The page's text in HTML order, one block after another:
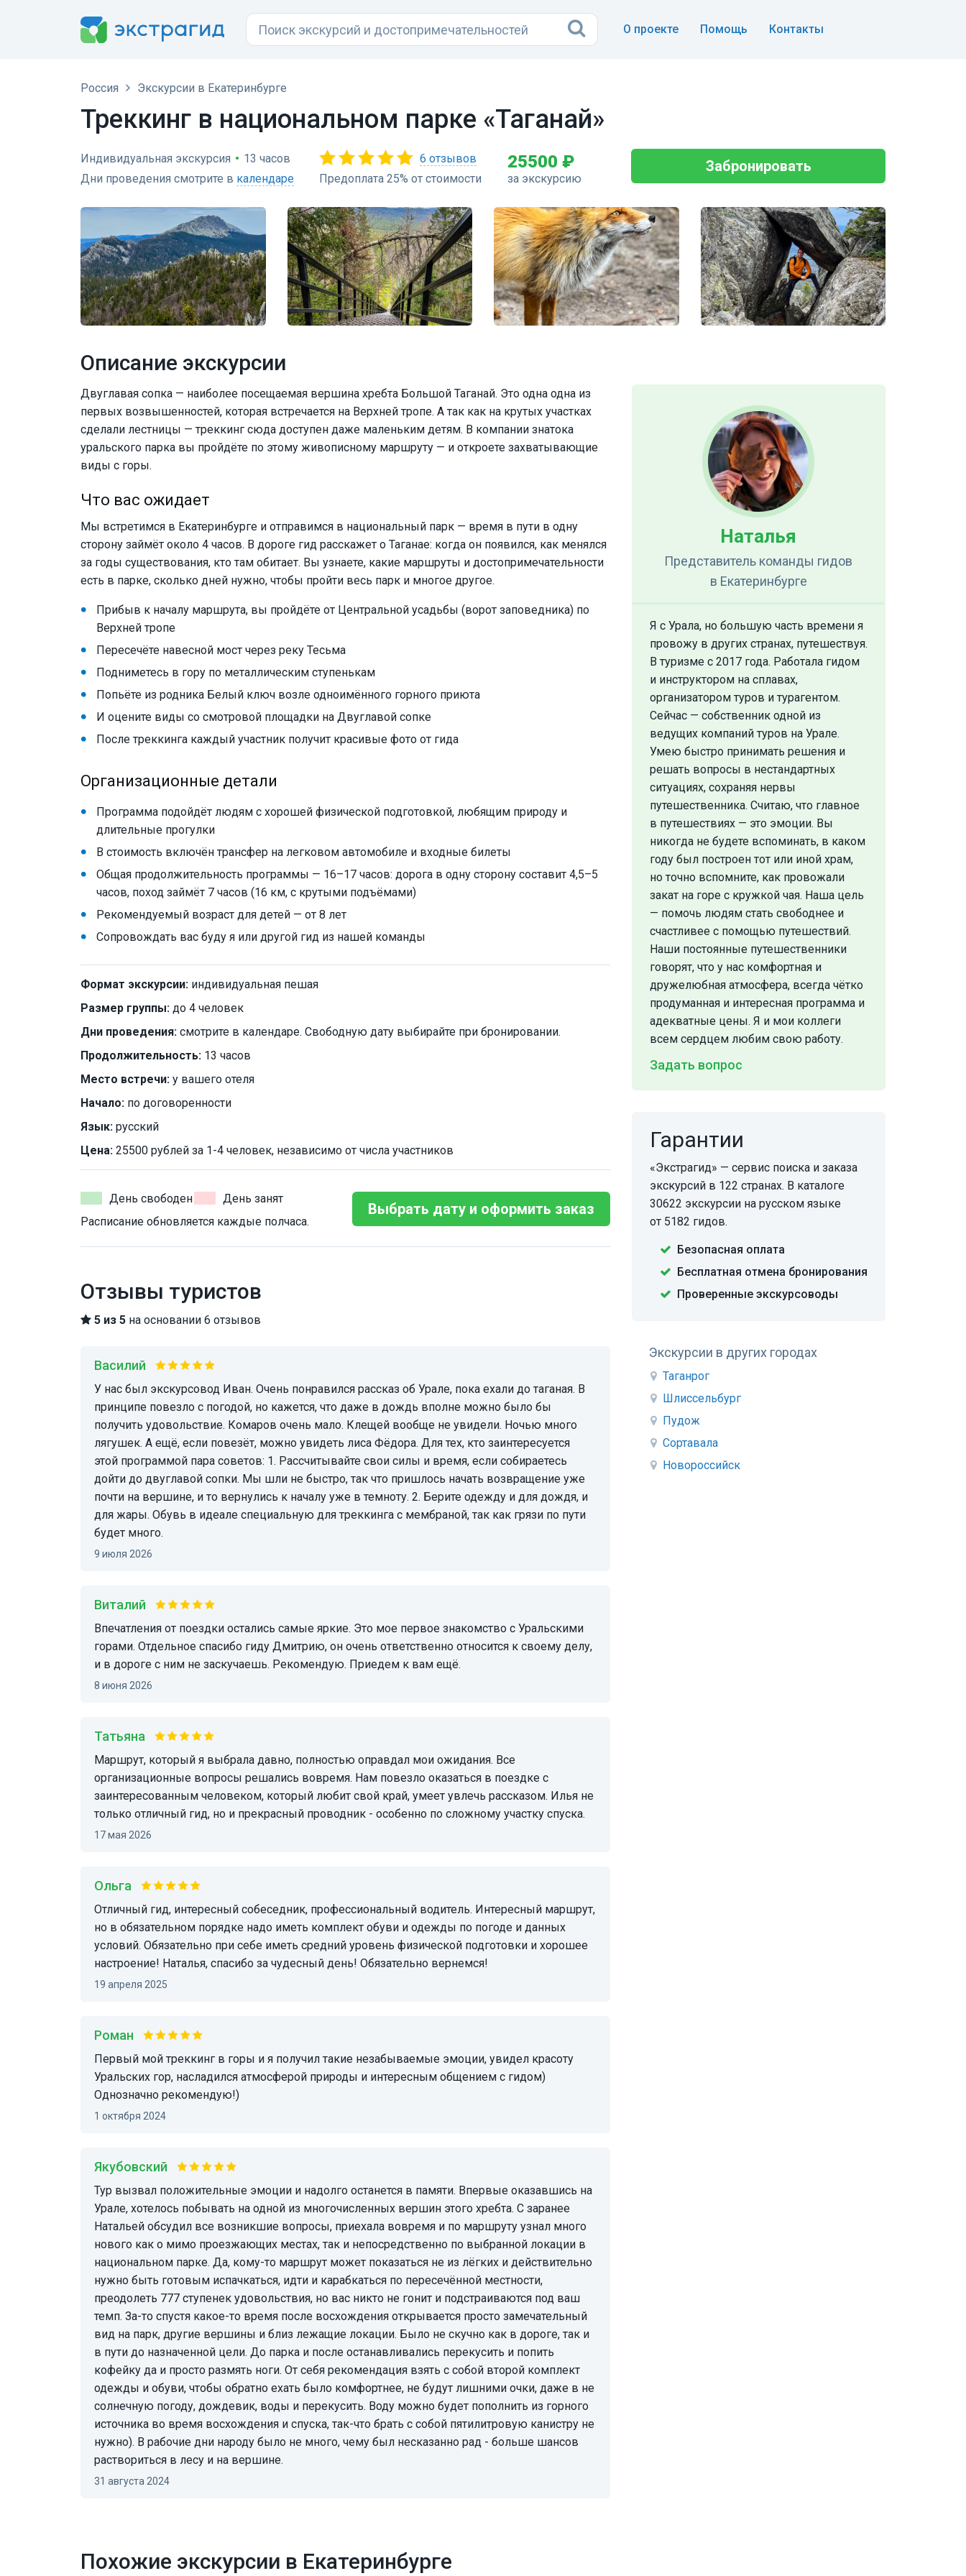
О проекте Помощь Контакты
Россия Экскурсии в Екатеринбурге
Треккинг в национальном парке «Таганай»
Индивидуальная экскурсия • 13 часов
Дни проведения смотрите в календаре
6 отзывов
Предоплата 25% от стоимости
25500 ₽
за экскурсию
Забронировать
Описание экскурсии
Двуглавая сопка — наиболее посещаемая вершина хребта Большой Таганай. Это одна одна из
первых возвышенностей, которая встречается на Верхней тропе. А так как на крутых участках
сделали лестницы — треккинг сюда доступен даже маленьким детям. В компании знатока
уральского парка вы пройдёте по этому живописному маршруту — и откроете захватывающие
виды с горы.
Что вас ожидает
Мы встретимся в Екатеринбурге и отправимся в национальный парк — время в пути в одну
сторону займёт около 4 часов. В дороге гид расскажет о Таганае: когда он появился, как менялся
за годы существования, кто там обитает. Вы узнаете, какие маршруты и достопримечательности
есть в парке, сколько дней нужно, чтобы пройти весь парк и многое другое.
Прибыв к началу маршрута, вы пройдёте от Центральной усадьбы (ворот заповедника) по
Верхней тропе
Пересечёте навесной мост через реку Тесьма
Подниметесь в гору по металлическим ступенькам
Попьёте из родника Белый ключ возле одноимённого горного приюта
И оцените виды со смотровой площадки на Двуглавой сопке
После треккинга каждый участник получит красивые фото от гида
Организационные детали
Программа подойдёт людям с хорошей физической подготовкой, любящим природу и
длительные прогулки
В стоимость включён трансфер на легковом автомобиле и входные билеты
Общая продолжительность программы — 16–17 часов: дорога в одну сторону составит 4,5–5
часов, поход займёт 7 часов (16 км, с крутыми подъёмами)
Рекомендуемый возраст для детей — от 8 лет
Сопровождать вас буду я или другой гид из нашей команды
Формат экскурсии: индивидуальная пешая
Размер группы: до 4 человек
Дни проведения: смотрите в календаре. Свободную дату выбирайте при бронировании.
Продолжительность: 13 часов
Место встречи: у вашего отеля
Начало: по договоренности
Язык: русский
Цена: 25500 рублей за 1-4 человек, независимо от числа участников
День свободен
День занят
Расписание обновляется каждые полчаса.
Выбрать дату и оформить заказ
Отзывы туристов
5 из 5 на основании 6 отзывов
Василий
У нас был экскурсовод Иван. Очень понравился рассказ об Урале, пока ехали до таганая. В
принципе повезло с погодой, но кажется, что даже в дождь вполне можно было бы
получить удовольствие. Комаров очень мало. Клещей вообще не увидели. Ночью много
лягушек. А ещё, если повезёт, можно увидеть лиса Фёдора. Для тех, кто заинтересуется
этой программой пара советов: 1. Рассчитывайте свои силы и время, если собираетесь
дойти до двуглавой сопки. Мы шли не быстро, так что пришлось начать возвращение уже
почти на вершине, и то вернулись к началу уже в темноту. 2. Берите одежду и для дождя, и
для жары. Обувь в идеале специальную для треккинга с мембраной, так как грязи по пути
будет много.
9 июля 2026
Виталий
Впечатления от поездки остались самые яркие. Это мое первое знакомство с Уральскими
горами. Отдельное спасибо гиду Дмитрию, он очень ответственно относится к своему делу,
и в дороге с ним не заскучаешь. Рекомендую. Приедем к вам ещё.
8 июня 2026
Татьяна
Маршрут, который я выбрала давно, полностью оправдал мои ожидания. Все
организационные вопросы решались вовремя. Нам повезло оказаться в поездке с
заинтересованным человеком, который любит свой край, умеет увлечь рассказом. Илья не
только отличный гид, но и прекрасный проводник - особенно по сложному участку спуска.
17 мая 2026
Ольга
Отличный гид, интересный собеседник, профессиональный водитель. Интересный маршрут,
но в обязательном порядке надо иметь комплект обуви и одежды по погоде и данных
условий. Обязательно при себе иметь средний уровень физической подготовки и хорошее
настроение! Наталья, спасибо за чудесный день! Обязательно вернемся!
19 апреля 2025
Роман
Первый мой треккинг в горы и я получил такие незабываемые эмоции, увидел красоту
Уральских гор, насладился атмосферой природы и интересным общением с гидом)
Однозначно рекомендую!)
1 октября 2024
Якубовский
Тур вызвал положительные эмоции и надолго останется в памяти. Впервые оказавшись на
Урале, хотелось побывать на одной из многочисленных вершин этого хребта. С заранее
Натальей обсудил все возникшие вопросы, приехала вовремя и по маршруту узнал много
нового как о мимо проезжающих местах, так и непосредственно по выбранной локации в
национальном парке. Да, кому-то маршрут может показаться не из лёгких и действительно
нужно быть готовым испачкаться, идти и карабкаться по пересечённой местности,
преодолеть 777 ступенек удовольствия, но вас никто не гонит и подстраиваются под ваш
темп. За-то спустя какое-то время после восхождения открывается просто замечательный
вид на парк, другие вершины и близ лежащие локации. Было не скучно как в дороге, так и
в пути до назначенной цели. До парка и после останавливались перекусить и попить
кофейку да и просто размять ноги. От себя рекомендация взять с собой второй комплект
одежды и обуви, чтобы обратно ехать было комфортнее, не будут лишними очки, даже в не
солнечную погоду, дождевик, воды и перекусить. Воду можно будет пополнить из горного
источника во время восхождения и спуска, так-что брать с собой пятилитровую канистру не
нужно). В рабочие дни народу было не много, чему был несказанно рад - больше шансов
раствориться в лесу и на вершине.
31 августа 2024
Наталья
Представитель команды гидов
в Екатеринбурге
Я с Урала, но большую часть времени я
провожу в других странах, путешествуя.
В туризме с 2017 года. Работала гидом
и инструктором на сплавах,
организатором туров и турагентом.
Сейчас — собственник одной из
ведущих компаний туров на Урале.
Умею быстро принимать решения и
решать вопросы в нестандартных
ситуациях, сохраняя нервы
путешественника. Считаю, что главное
в путешествиях — это эмоции. Вы
никогда не будете вспоминать, в каком
году был построен тот или иной храм,
но точно вспомните, как провожали
закат на горе с кружкой чая. Наша цель
— помочь людям стать свободнее и
счастливее с помощью путешествий.
Наши постоянные путешественники
говорят, что у нас комфортная и
дружелюбная атмосфера, всегда чётко
продуманная и интересная программа и
адекватные цены. Я и мои коллеги
всем сердцем любим свою работу.
Задать вопрос
Гарантии
«Экстрагид» — сервис поиска и заказа
экскурсий в 122 странах. В каталоге
30622 экскурсии на русском языке
от 5182 гидов.
Безопасная оплата
Бесплатная отмена бронирования
Проверенные экскурсоводы
Экскурсии в других городах
Таганрог
Шлиссельбург
Пудож
Сортавала
Новороссийск
Похожие экскурсии в Екатеринбурге